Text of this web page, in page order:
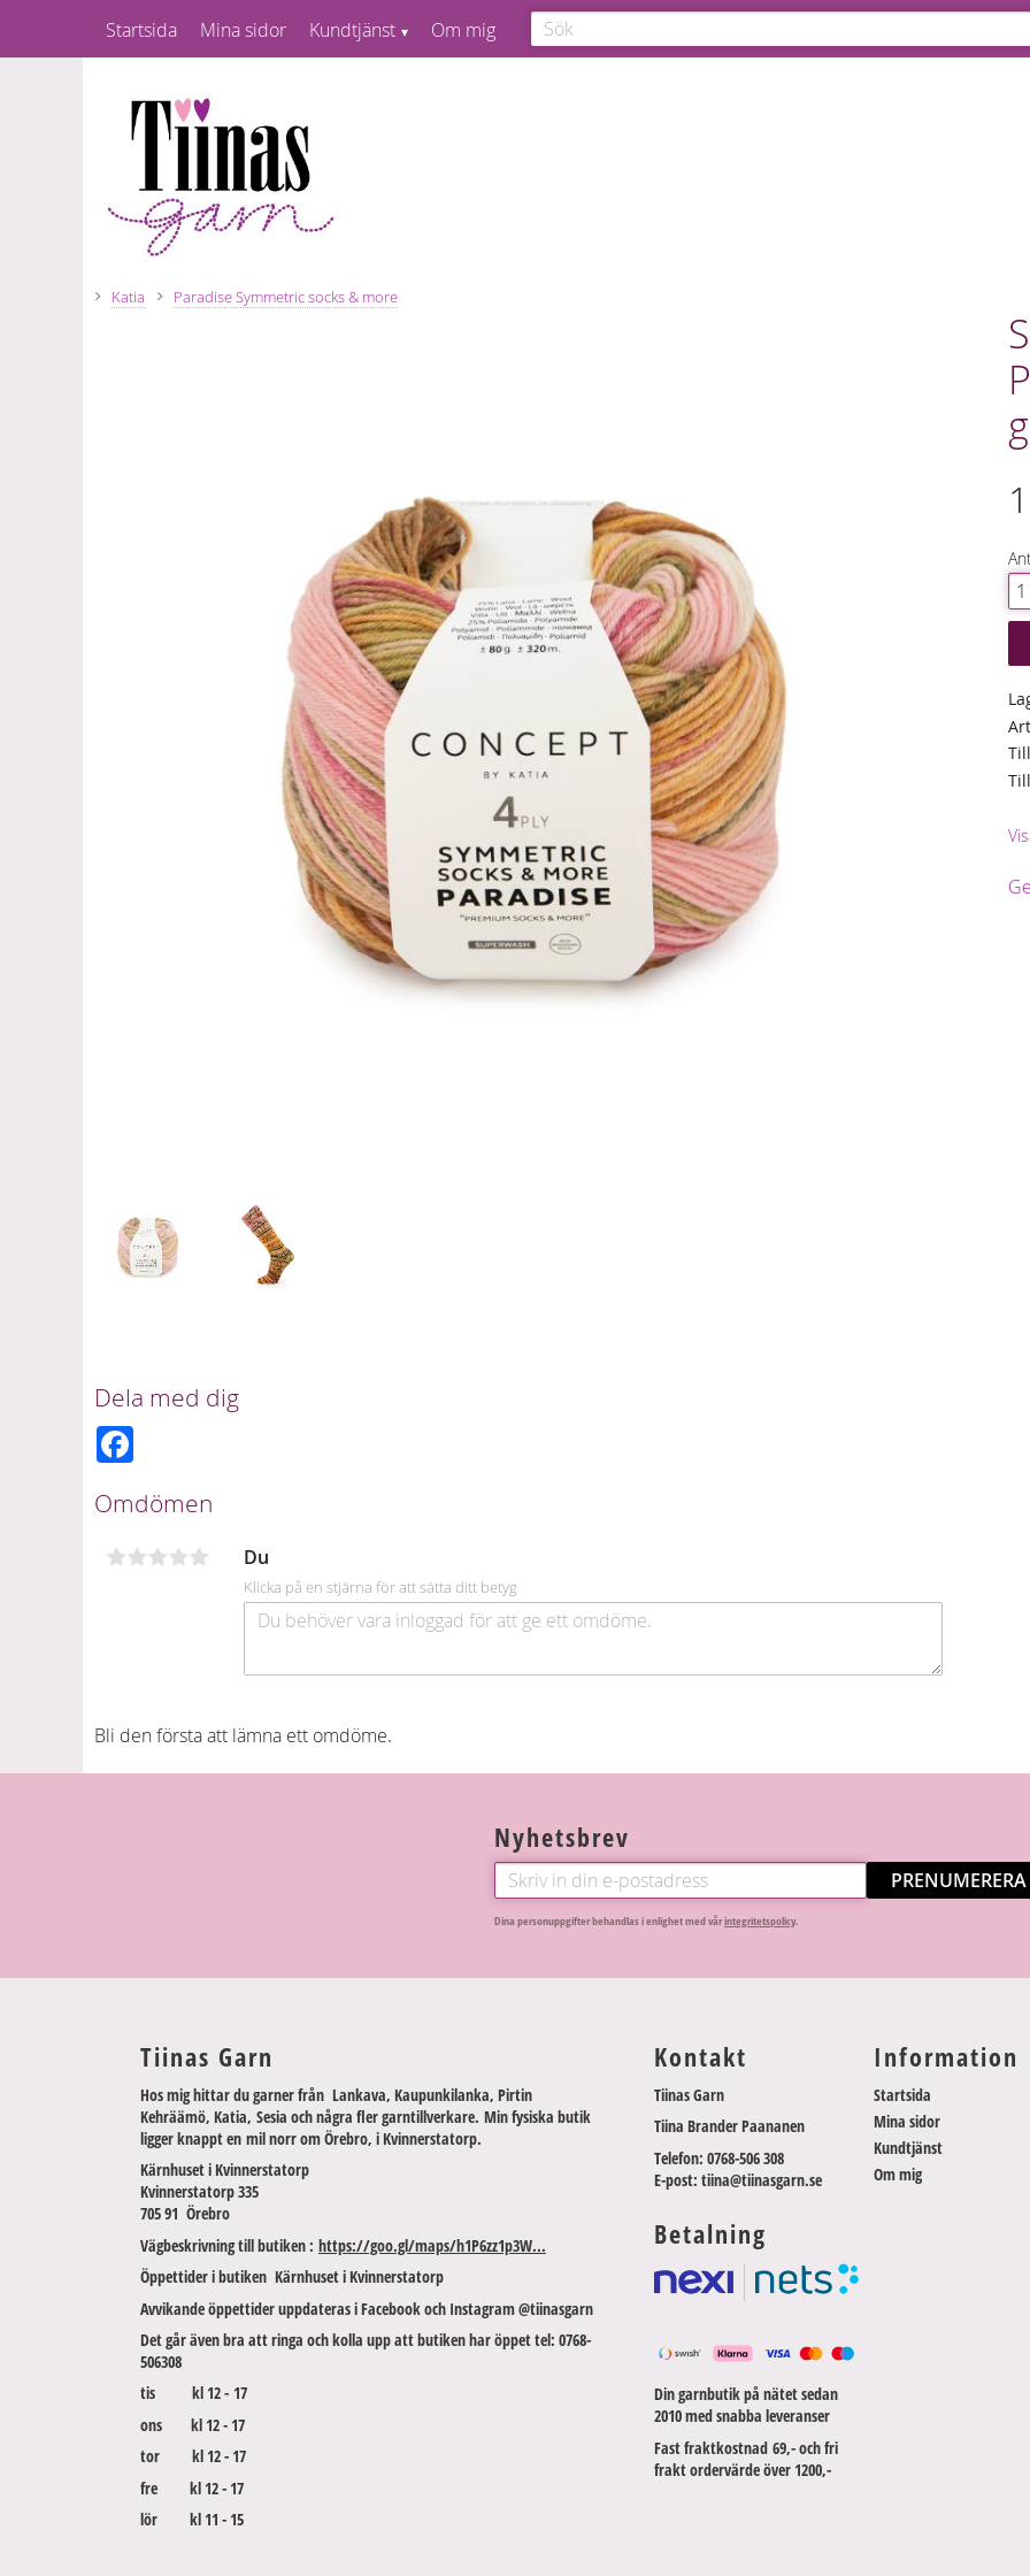
Startsida Mina sidor Kundtjänst Om mig
Katia Paradise Symmetric socks & more
Dela med dig
b
o
k
Omdömen
Du
Klicka på en stjärna för att sätta ditt betyg
Bli den första att lämna ett omdöme.
Nyhetsbrev
PRENUMERERA
Dina personuppgifter behandlas i enlighet med vårintegritetspolicy.
Tiinas Garn
Hos mig hittar du garner från Lankava, Kaupunkilanka, Pirtin
Kehräämö, Katia, Sesia och några fler garntillverkare. Min fysiska butik
ligger knappt en mil norr om Örebro, i Kvinnerstatorp.
Kärnhuset i Kvinnerstatorp
Kvinnerstatorp 335
705 91 Örebro
Vägbeskrivning till butiken : https://goo.gl/maps/h1P6zz1p3W...
Öppettider i butiken Kärnhuset i Kvinnerstatorp
Avvikande öppettider uppdateras i Facebook och Instagram @tiinasgarn
Det går även bra att ringa och kolla upp att butiken har öppet tel: 0768-
506308
tis kl 12 - 17
ons kl 12 - 17
tor kl 12 - 17
fre kl 12 - 17
lör kl 11 - 15
Kontakt
Tiinas Garn
Tiina Brander Paananen
Telefon: 0768-506 308
E-post: tiina@tiinasgarn.se
Betalning
Din garnbutik på nätet sedan
2010 med snabba leveranser
Fast fraktkostnad 69,- och fri
frakt ordervärde över 1200,-
Information
Startsida
Mina sidor
Kundtjänst
Om mig